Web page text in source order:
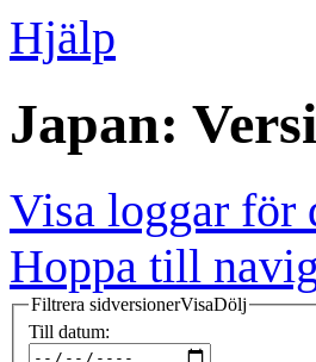
Hjälp
Japan:
Visa loggar för
Hoppa till
Filtrera sidversionerVisaDölj
Till datum: